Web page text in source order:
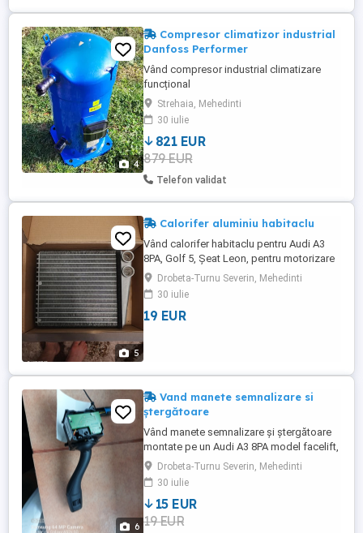
4
Compresor climatizor industrial
Danfoss Performer
Vând compresor industrial climatizare
funcțional
Strehaia, Mehedinti
30 iulie
821 EUR
879 EUR
Telefon validat
5
Calorifer aluminiu habitaclu
Vând calorifer habitaclu pentru Audi A3
8PA, Golf 5, Șeat Leon, pentru motorizare
1.9 105 cp Cod BXE, BKC și BLS. A fost
schimbat crezând ca este spart dar a fost
doar garnitura dintre el și conductă.
Drobeta-Turnu Severin, Mehedinti
30 iulie
19 EUR
6
Vand manete semnalizare si
ștergătoare
Vând manete semnalizare și ștergătoare
montate pe un Audi A3 8PA model facelift,
le vând datorită unui upgrade. coduri
manete 8P0953513C semnalizare
8P0953519D ștergătoare
Drobeta-Turnu Severin, Mehedinti
30 iulie
15 EUR
19 EUR